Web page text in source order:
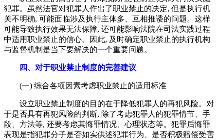
犯罪。虽然法官对犯罪人作出了职业禁止的决定, 但是执行机
关不明确, 可能面临涉及执行主体多、互相推诿的问题。这样
可能导致执行效果无法保障, 还可能影响法院在司法实践过程
中适用职业禁止的信心。因此, 及时确定职业禁止的执行机构
与监督机制是当下要解决的一个重要问题。
四、对于职业禁止制度的完善建议
(一) 综合各项因素考虑职业禁止的适用标准
设立职业禁止制度的目的在于降低犯罪人的再犯风险。对
于是否具有再犯风险的判断, 除了考虑犯罪人的犯罪情节、手
段、方法等, 还要考虑其悔罪情况、心理状态等。犯罪后悔罪
表现是指犯罪分子是否如实供述犯罪行为、是否积极赔偿受害